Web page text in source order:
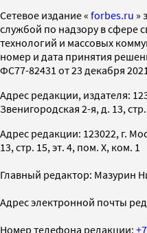
Cетевое издание « forbes.ru »
службой по надзору в сфере
технологий и массовых
номер и дата принятия
ФС77-82431 от 23 декабря
Адрес редакции, издателя:
Звенигородская 2-я, д. 13,
Адрес редакции: 123022, г.
13, стр. 15, эт. 4, пом. X, ком. 1
Главный редактор: Мазурин
Адрес электронной почты
Номер телефона редакции: